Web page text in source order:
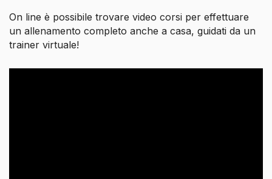
On line è possibile trovare video corsi per effettuare
un allenamento completo anche a casa, guidati da un
trainer virtuale!